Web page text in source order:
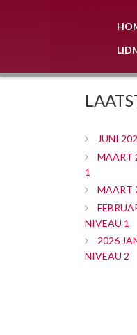
JUNI
MAART
1
MAART
NIVEAU 1
2026
NIVEAU 2